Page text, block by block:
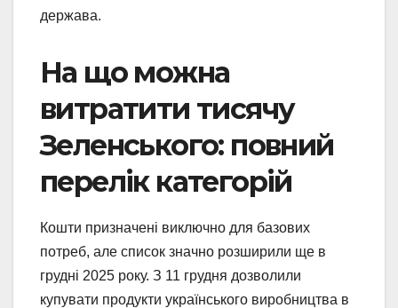
держава.
На що можна
витратити тисячу
Зеленського: повний
перелік категорій
Кошти призначені виключно для базових
потреб, але список значно розширили ще в
грудні 2025 року. З 11 грудня дозволили
купувати продукти українського виробництва в